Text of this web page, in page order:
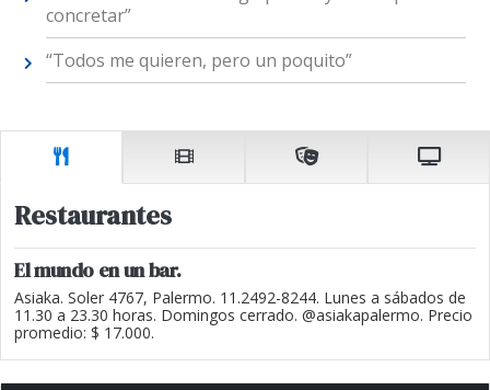
concretar”
“Todos me quieren, pero un poquito”
Restaurantes
El mundo en un bar.
Asiaka. Soler 4767, Palermo. 11.2492-8244. Lunes a sábados de
11.30 a 23.30 horas. Domingos cerrado. @asiakapalermo. Precio
promedio: $ 17.000.